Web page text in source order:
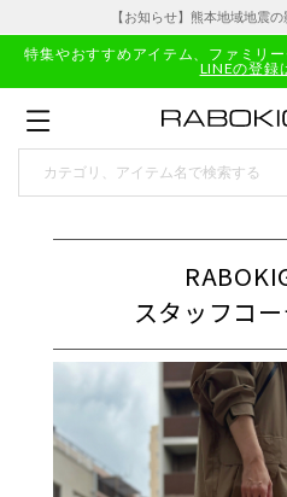
【お知らせ】熊本地域地震
特集やおすすめアイテム、ファミリ
LINEの登録
スタッフコ